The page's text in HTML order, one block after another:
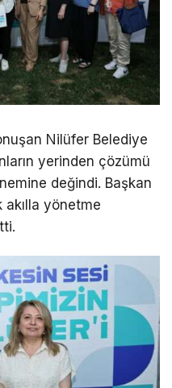
Nilüfer Belediye
yerinden çözümü
değindi. Başkan
akılla yönetme